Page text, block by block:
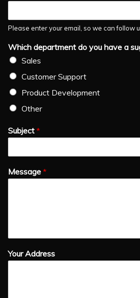
Please enter your email, so we can follow
Which department do you have a
Sales
Customer Support
Product Development
Other
Subject *
Message *
Your Address